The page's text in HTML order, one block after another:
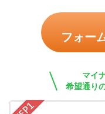
フォー
マイ
希望通り